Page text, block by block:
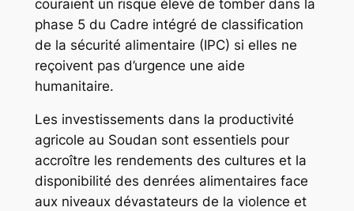
couraient un risque élevé de tomber dans la
phase 5 du Cadre intégré de classification
de la sécurité alimentaire (IPC) si elles ne
reçoivent pas d’urgence une aide
humanitaire.
Les investissements dans la productivité
agricole au Soudan sont essentiels pour
accroître les rendements des cultures et la
disponibilité des denrées alimentaires face
aux niveaux dévastateurs de la violence et